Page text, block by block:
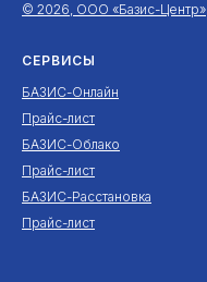
© 2026, ООО «Базис-Центр»
СЕРВИСЫ
БАЗИС-Онлайн
Прайс-лист
БАЗИС-Облако
Прайс-лист
БАЗИС-Расстановка
Прайс-лист